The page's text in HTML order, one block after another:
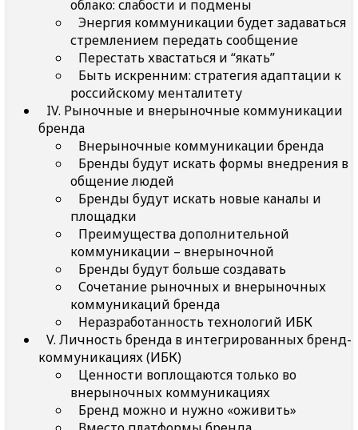
облако: слабости и подмены
Энергия коммуникации будет задаваться
стремлением передать сообщение
Перестать хвастаться и “якать”
Быть искренним: стратегия адаптации к
российскому менталитету
IV. Рыночные и внерыночные коммуникации
бренда
Внерыночные коммуникации бренда
Бренды будут искать формы внедрения в
общение людей
Бренды будут искать новые каналы и
площадки
Преимущества дополнительной
коммуникации – внерыночной
Бренды будут больше создавать
Сочетание рыночных и внерыночных
коммуникаций бренда
Неразработанность технологий ИБК
V. Личность бренда в интегрированных бренд-
коммуникациях (ИБК)
Ценности воплощаются только во
внерыночных коммуникациях
Бренд можно и нужно «оживить»